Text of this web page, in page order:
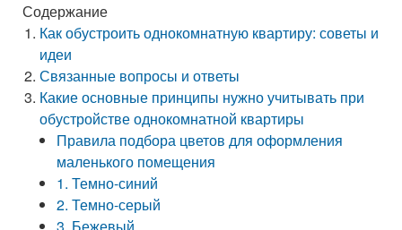
Содержание
Как обустроить однокомнатную квартиру: советы и
идеи
Связанные вопросы и ответы
Какие основные принципы нужно учитывать при
обустройстве однокомнатной квартиры
Правила подбора цветов для оформления
маленького помещения
1. Темно-синий
2. Темно-серый